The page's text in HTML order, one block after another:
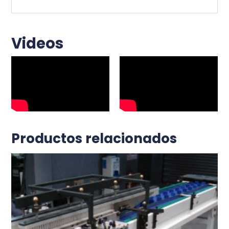
Videos
Productos relacionados